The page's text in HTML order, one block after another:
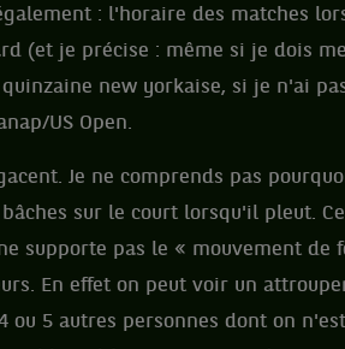
: l'horaire des matches
(et je précise : même si je dois
new yorkaise, si je n'ai
US Open.
Je ne comprends pas
sur le court lorsqu'il pleut.
supporte pas le « mouvement de
En effet on peut voir un
ou 5 autres personnes dont on